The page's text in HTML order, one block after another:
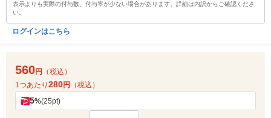
表示よりも実際の付与数、付与率が少ない場合があります。詳細は内訳からご確認くださ
い。
ログインはこちら
560円
（税込）
1つあたり 280円 （税込）
5%(25pt)